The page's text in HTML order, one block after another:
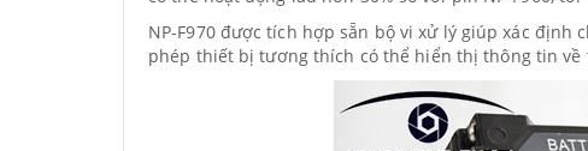
NP-F970 được tích hợp sẵn bộ vi xử lý giúp xác
phép thiết bị tương thích có thể hiển thị thông tin